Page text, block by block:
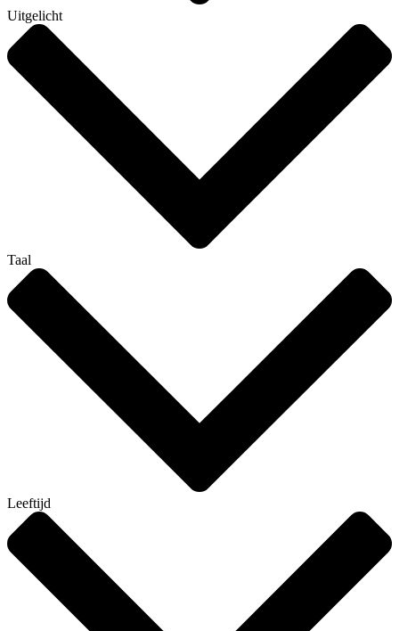
Uitgelicht
Taal
Leeftijd